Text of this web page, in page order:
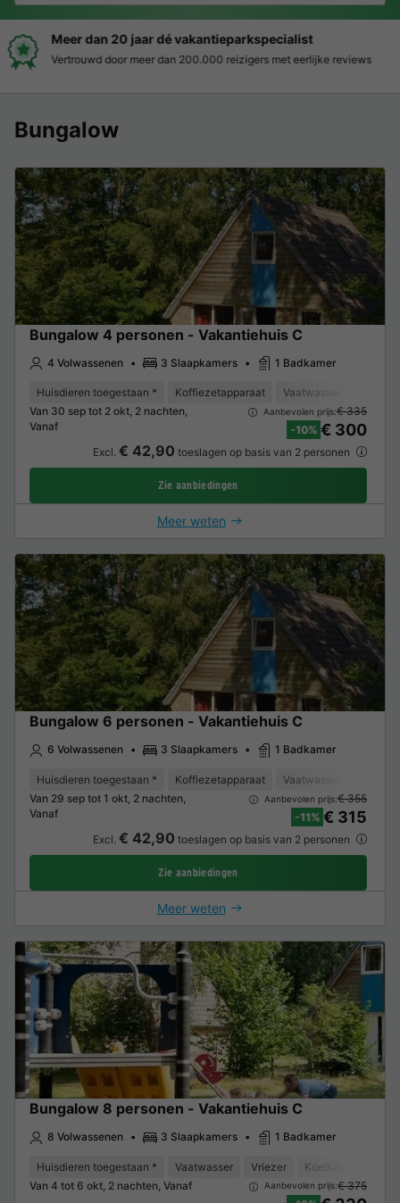
Boek eenvoudig en zonder stress
Duidelijke prijzen, moeiteloos boeken en veilige betaalomgeving
Bungalow
Bungalow 4 personen - Vakantiehuis C
4 Volwassenen 3 Slaapkamers 1 Badkamer
Huisdieren toegestaan * Koffiezetapparaat Vaatwasser
Van 30 sep tot 2 okt, 2 nachten,
Vanaf
Aanbevolen prijs:€ 335
-10% € 300
Excl. € 42,90 toeslagen op basis van 2 personen
Zie aanbiedingen
Meer weten
Bungalow 6 personen - Vakantiehuis C
6 Volwassenen 3 Slaapkamers 1 Badkamer
Huisdieren toegestaan * Koffiezetapparaat Vaatwasser
Van 29 sep tot 1 okt, 2 nachten,
Vanaf
Aanbevolen prijs:€ 355
-11% € 315
Excl. € 42,90 toeslagen op basis van 2 personen
Zie aanbiedingen
Meer weten
Bungalow 8 personen - Vakantiehuis C
8 Volwassenen 3 Slaapkamers 1 Badkamer
Huisdieren toegestaan * Vaatwasser Vriezer Koelkast
Van 4 tot 6 okt, 2 nachten, Vanaf
Aanbevolen prijs:€ 375